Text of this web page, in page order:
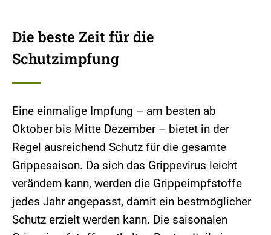
Die beste Zeit für die
Schutzimpfung
Eine einmalige Impfung – am besten ab
Oktober bis Mitte Dezember – bietet in der
Regel ausreichend Schutz für die gesamte
Grippesaison. Da sich das Grippevirus leicht
verändern kann, werden die Grippeimpfstoffe
jedes Jahr angepasst, damit ein bestmöglicher
Schutz erzielt werden kann. Die saisonalen